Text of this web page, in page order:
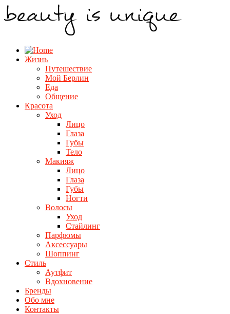
Жизнь
Путешествие
Мой Берлин
Еда
Общение
Красота
Уход
Лицо
Глаза
Губы
Тело
Макияж
Лицо
Глаза
Губы
Ногти
Волосы
Уход
Стайлинг
Парфюмы
Аксессуары
Шоппинг
Стиль
Аутфит
Вдохновение
Бренды
Обо мне
Контакты